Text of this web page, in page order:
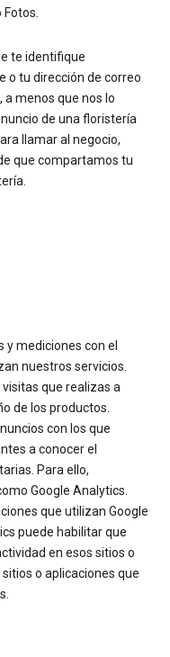
te identifique
o tu dirección de correo
menos que nos lo
de una floristería
llamar al negocio,
que compartamos tu
mediciones con el
nuestros servicios.
que realizas a
de los productos.
con los que
a conocer el
Para ello,
Google Analytics.
que utilizan Google
puede habilitar que
en esos sitios o
o aplicaciones que